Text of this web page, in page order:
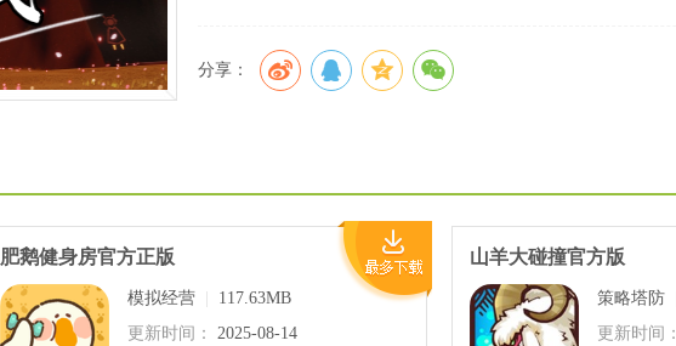
分享：
肥鹅健身房官方正版
模拟经营
117.63MB
更新时间：
2025-08-14
山羊大碰撞官方版
策略塔防
更新时间：